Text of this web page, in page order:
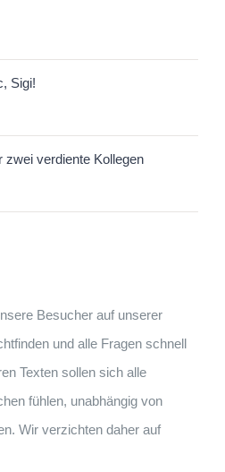
Sigi!
zwei verdiente Kollegen
Besucher auf unserer
und alle Fragen schnell
Texten sollen sich alle
fühlen, unabhängig von
Wir verzichten daher auf